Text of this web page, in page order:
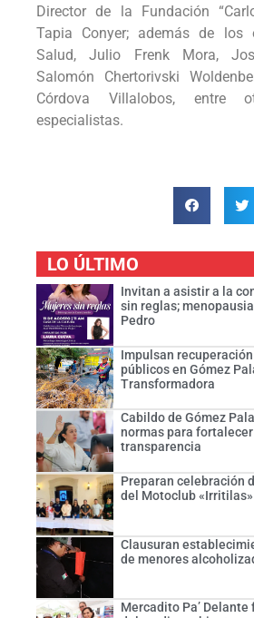
Director de la Fundación
Tapia Conyer; además de los
Salud, Julio Frenk Mora,
Salomón Chertorivski
Córdova Villalobos, entre
especialistas.
LO ÚLTIMO
Invitan a asistir a la
sin reglas;
Pedro
Impulsan
públicos en Gómez
Transformadora
Cabildo de Gómez
normas para
transparencia
Preparan celebración
del Motoclub «Irritilas»
Clausuran
de menores
Mercadito Pa’